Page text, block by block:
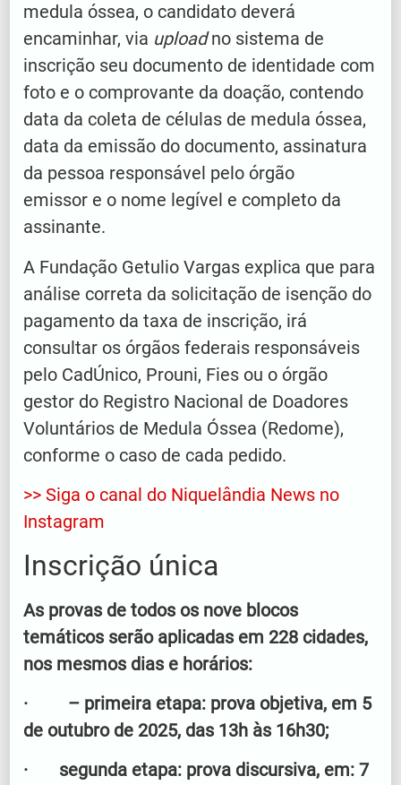
medula óssea, o candidato deverá
encaminhar, via uploadno sistema de
inscrição seu documento de identidade com
foto e o comprovante da doação, contendo
data da coleta de células de medula óssea,
data da emissão do documento, assinatura
da pessoa responsável pelo órgão
emissor e o nome legível e completo da
assinante.
A Fundação Getulio Vargas explica que para
análise correta da solicitação de isenção do
pagamento da taxa de inscrição, irá
consultar os órgãos federais responsáveis
pelo CadÚnico, Prouni, Fies ou o órgão
gestor do Registro Nacional de Doadores
Voluntários de Medula Óssea (Redome),
conforme o caso de cada pedido.
>> Siga o canal do Niquelândia News no
Instagram
Inscrição única
As provas de todos os nove blocos
temáticos serão aplicadas em 228 cidades,
nos mesmos dias e horários:
· – primeira etapa: prova objetiva, em 5
de outubro de 2025, das 13h às 16h30;
· segunda etapa: prova discursiva, em: 7